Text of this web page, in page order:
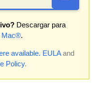
Descargar para
Mac®.
available. EULAand
Policy.